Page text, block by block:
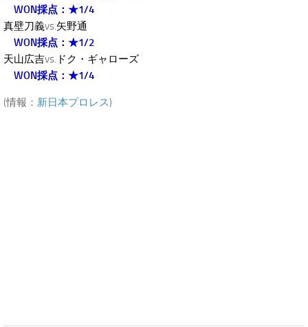
WON採点：★1/4
真壁刀義vs.矢野通
WON採点：★1/2
天山広吉vs. ドク・ギャローズ
WON採点：★1/4
(情報： 新日本プロレス)